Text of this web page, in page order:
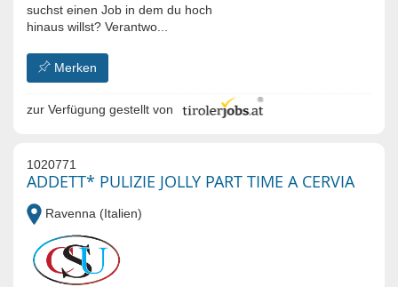
suchst einen Job in dem du hoch
hinaus willst? Verantwo...
Merken
zur Verfügung gestellt von
1020771
ADDETT* PULIZIE JOLLY PART TIME A CERVIA
Ravenna (Italien)